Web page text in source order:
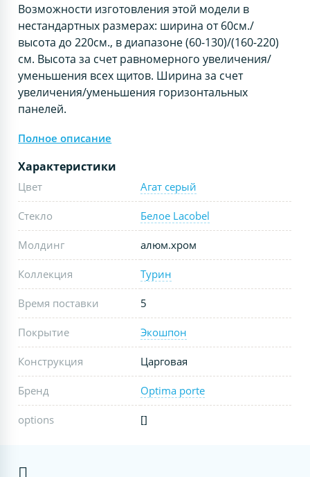
Возможности изготовления этой модели в
нестандартных размерах: ширина от 60см./
высота до 220см., в диапазоне (60-130)/(160-220)
см. Высота за счет равномерного увеличения/
уменьшения всех щитов. Ширина за счет
увеличения/уменьшения горизонтальных
панелей.
Полное описание
Характеристики
Цвет Агат серый
Стекло Белое Lacobel
Молдинг алюм.хром
Коллекция Турин
Время поставки 5
Покрытие Экошпон
Конструкция Царговая
Бренд Optima porte
options []